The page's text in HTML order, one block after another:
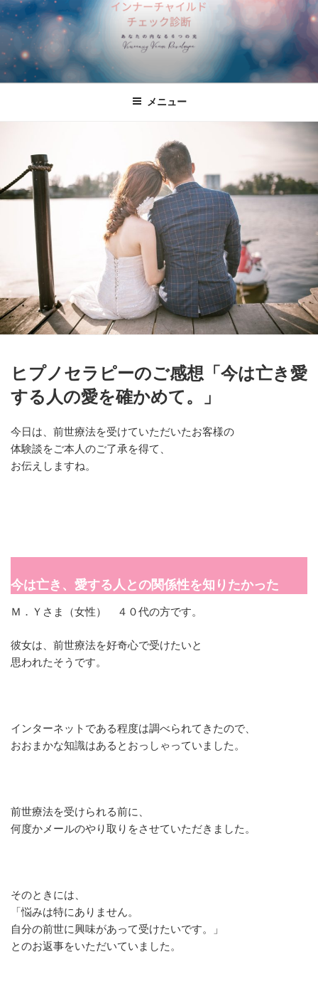
コ
ン
テ
ン
ツ
メニュー
ヒプノセラピーのご感想「今は亡き愛
する人の愛を確かめて。」
今日は、前世療法を受けていただいたお客様の
体験談をご本人のご了承を得て、
お伝えしますね。
今は亡き、愛する人との関係性を知りたかった
Ｍ．Ｙさま（女性） ４０代の方です。
彼女は、前世療法を好奇心で受けたいと
思われたそうです。
インターネットである程度は調べられてきたので、
おおまかな知識はあるとおっしゃっていました。
前世療法を受けられる前に、
何度かメールのやり取りをさせていただきました。
そのときには、
「悩みは特にありません。
自分の前世に興味があって受けたいです。」
とのお返事をいただいていました。